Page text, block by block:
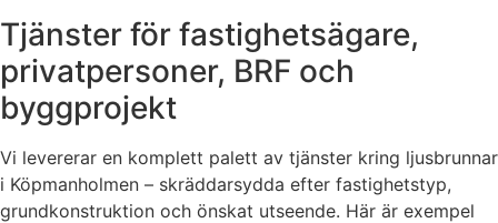
Tjänster för fastighetsägare,
privatpersoner, BRF och
byggprojekt
Vi levererar en komplett palett av tjänster kring ljusbrunnar
i Köpmanholmen – skräddarsydda efter fastighetstyp,
grundkonstruktion och önskat utseende. Här är exempel